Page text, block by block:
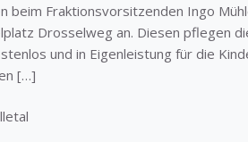
beim Fraktionsvorsitzenden Ingo
Drosselweg an. Diesen pflegen
und in Eigenleistung für die
[…]